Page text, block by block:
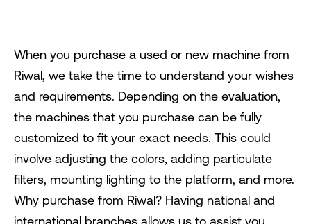
When you purchase a used or new machine from
Riwal, we take the time to understand your wishes
and requirements. Depending on the evaluation,
the machines that you purchase can be fully
customized to fit your exact needs. This could
involve adjusting the colors, adding particulate
filters, mounting lighting to the platform, and more.
Why purchase from Riwal? Having national and
international branches allows us to assist you